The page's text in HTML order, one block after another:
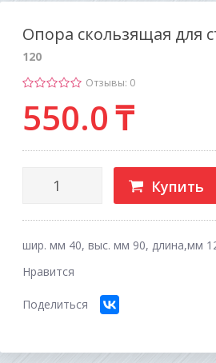
Опора скользящая для
120
Отзывы: 0
550.0₸
Купить
шир. мм 40, выс. мм 90, длина,мм
Нравится
Поделиться